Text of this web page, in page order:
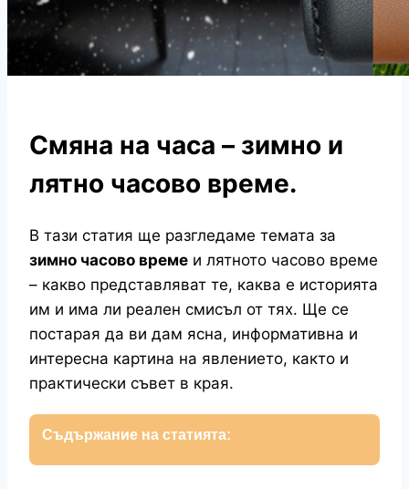
Смяна на часа – зимно и
лятно часово време.
В тази статия ще разгледаме темата за
зимно часово време и лятното часово време
– какво представляват те, каква е историята
им и има ли реален смисъл от тях. Ще се
постарая да ви дам ясна, информативна и
интересна картина на явлението, както и
практически съвет в края.
Съдържание на статията: